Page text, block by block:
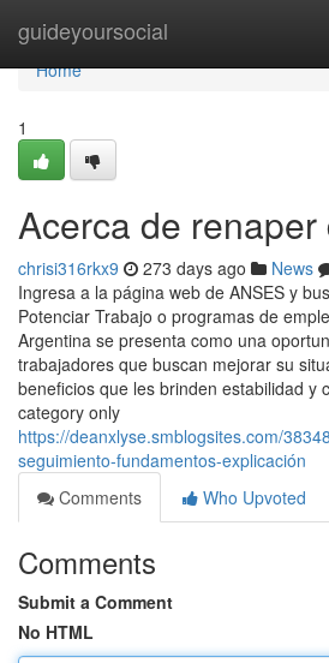
guideyoursocial
Home
Home
1
Acerca de
chrisi316rkx9 273 days ago News
Ingresa a ​la página web de ANSES y
Potenciar Trabajo o programas de
Argentina se presenta como una
trabajadores que buscan mejorar su
beneficios que les brinden estabilidad y
category only
https://deanxlyse.smblogsites.com/
seguimiento-fundamentos-explicación
Comments
Who Upvoted
Comments
Submit a Comment
No HTML